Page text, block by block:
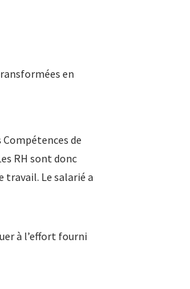
en
de
RH sont donc
travail. Le salarié a
à l’effort fourni